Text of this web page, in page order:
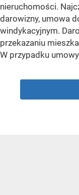
nieruchomości.
darowizny, umowa
windykacyjnym.
przekazaniu
W przypadku